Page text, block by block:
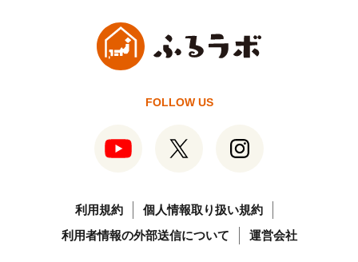
FOLLOW US
利用規約
個人情報取り扱い規約
利用者情報の外部送信について
運営会社